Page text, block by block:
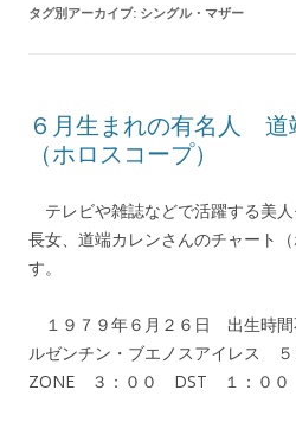
タグ別アーカイブ: シングル・マザー
６月生まれの有名人 道
（ホロスコープ）
テレビや雑誌などで活躍する美
長女、道端カレンさんのチャート
す。
１９７９年６月２６日 出生時
ルゼンチン・ブエノスアイレス
ZONE ３：００ DST １：００